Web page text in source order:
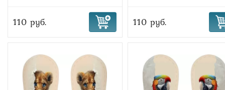
110 руб. 110 руб.